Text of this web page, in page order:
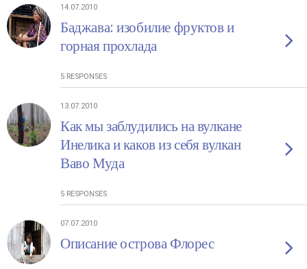
14.07.2010
Баджава: изобилие фруктов и
горная прохлада
5 RESPONSES
13.07.2010
Как мы заблудились на вулкане
Инелика и каков из себя вулкан
Ваво Муда
5 RESPONSES
07.07.2010
Описание острова Флорес